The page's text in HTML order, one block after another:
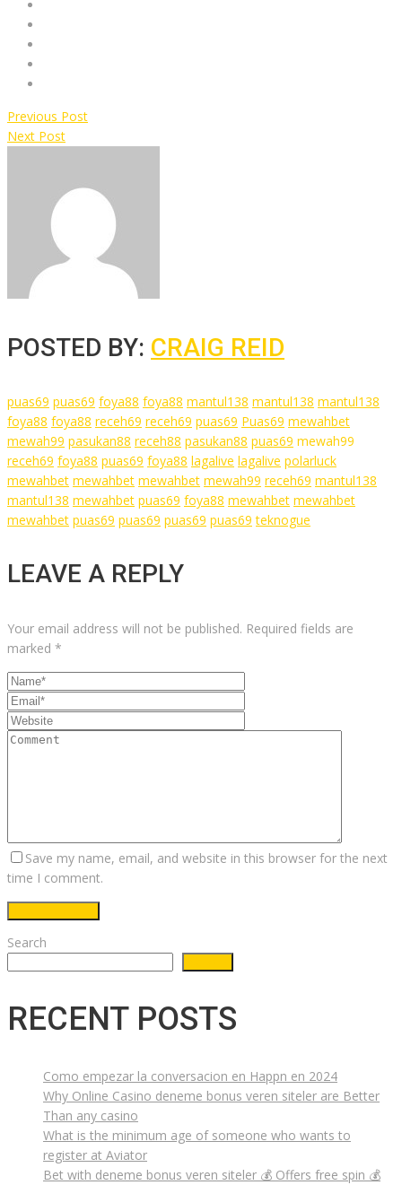
Previous Post
Next Post
POSTED BY: CRAIG REID
puas69 puas69 foya88 foya88 mantul138 mantul138 mantul138
foya88 foya88 receh69 receh69 puas69 Puas69 mewahbet
mewah99 pasukan88 receh88 pasukan88 puas69 mewah99
receh69 foya88 puas69 foya88 lagalive lagalive polarluck
mewahbet mewahbet mewahbet mewah99 receh69 mantul138
mantul138 mewahbet puas69 foya88 mewahbet mewahbet
mewahbet puas69 puas69 puas69 puas69 teknogue
LEAVE A REPLY
Your email address will not be published. Required fields are
marked *
Save my name, email, and website in this browser for the next
time I comment.
Search
RECENT POSTS
Como empezar la conversacion en Happn en 2024
Why Online Casino deneme bonus veren siteler are Better
Than any casino
What is the minimum age of someone who wants to
register at Aviator
Bet with deneme bonus veren siteler 💰 Offers free spin 💰